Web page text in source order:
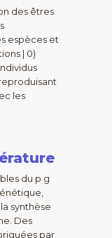
des êtres
espèces et
| 0)
les
du p g
synthèse
Des
par